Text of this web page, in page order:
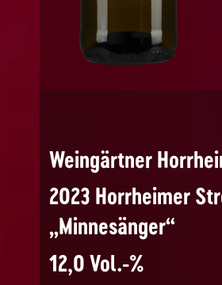
Weingärtner
2023 Horrheimer
„Minnesänger“
12,0 Vol.-%